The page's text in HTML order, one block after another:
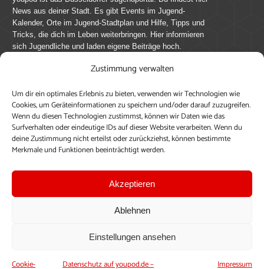
Zustimmung verwalten
Um dir ein optimales Erlebnis zu bieten, verwenden wir Technologien wie
Cookies, um Geräteinformationen zu speichern und/oder darauf zuzugreifen.
Wenn du diesen Technologien zustimmst, können wir Daten wie das
Surfverhalten oder eindeutige IDs auf dieser Website verarbeiten. Wenn du
deine Zustimmung nicht erteilst oder zurückziehst, können bestimmte
Merkmale und Funktionen beeinträchtigt werden.
Akzeptieren
Ablehnen
Einstellungen ansehen
Cookie- Datenschutz auf youpod.de – Impressum
News aus deiner Stadt. Es gibt Events im Jugend-
Kalender, Orte im Jugend-Stadtplan und Hilfe, Tipps und
Tricks, die dich im Leben weiterbringen. Hier informieren
sich Jugendliche und laden eigene Beiträge hoch.
youpod.de lebt von Menschen wie dir. Sammel
journalistische Erfahrung, teile deine Perspektive und
veröffentliche deine Beiträge auf youpod.de.Du musst
dich anmelden, um alle Funktionen nutzen zu können, ein
Profil anzulegen, eigene Beiträge hochzuladen und zu
Einloggen